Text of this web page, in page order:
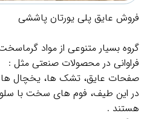
فروش عایق پلی یورتان پاششی
گروه بسيار متنوعي از مواد
فراواني در محصولات صنعتي مثل :
صفحات عايق، تشك ها، يخچال ها
در اين طيف، فوم هاي سخت با
هستند .